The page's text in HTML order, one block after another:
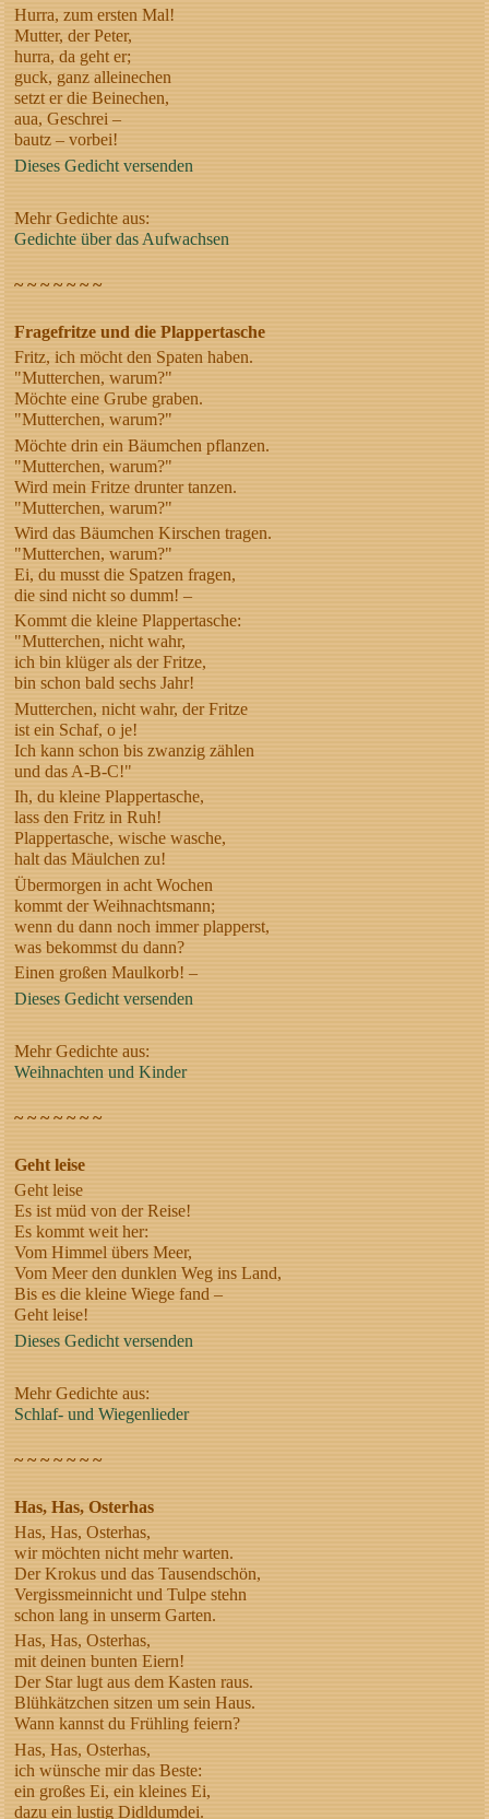
Hurra, zum ersten Mal!
Mutter, der Peter,
hurra, da geht er;
guck, ganz alleinechen
setzt er die Beinechen,
aua, Geschrei –
bautz – vorbei!
Dieses Gedicht versenden
Mehr Gedichte aus:
Gedichte über das Aufwachsen
~ ~ ~ ~ ~ ~ ~
Fragefritze und die Plappertasche
Fritz, ich möcht den Spaten haben.
"Mutterchen, warum?"
Möchte eine Grube graben.
"Mutterchen, warum?"
Möchte drin ein Bäumchen pflanzen.
"Mutterchen, warum?"
Wird mein Fritze drunter tanzen.
"Mutterchen, warum?"
Wird das Bäumchen Kirschen tragen.
"Mutterchen, warum?"
Ei, du musst die Spatzen fragen,
die sind nicht so dumm! –
Kommt die kleine Plappertasche:
"Mutterchen, nicht wahr,
ich bin klüger als der Fritze,
bin schon bald sechs Jahr!
Mutterchen, nicht wahr, der Fritze
ist ein Schaf, o je!
Ich kann schon bis zwanzig zählen
und das A-B-C!"
Ih, du kleine Plappertasche,
lass den Fritz in Ruh!
Plappertasche, wische wasche,
halt das Mäulchen zu!
Übermorgen in acht Wochen
kommt der Weihnachtsmann;
wenn du dann noch immer plapperst,
was bekommst du dann?
Einen großen Maulkorb! –
Dieses Gedicht versenden
Mehr Gedichte aus:
Weihnachten und Kinder
~ ~ ~ ~ ~ ~ ~
Geht leise
Geht leise
Es ist müd von der Reise!
Es kommt weit her:
Vom Himmel übers Meer,
Vom Meer den dunklen Weg ins Land,
Bis es die kleine Wiege fand –
Geht leise!
Dieses Gedicht versenden
Mehr Gedichte aus:
Schlaf- und Wiegenlieder
~ ~ ~ ~ ~ ~ ~
Has, Has, Osterhas
Has, Has, Osterhas,
wir möchten nicht mehr warten.
Der Krokus und das Tausendschön,
Vergissmeinnicht und Tulpe stehn
schon lang in unserm Garten.
Has, Has, Osterhas,
mit deinen bunten Eiern!
Der Star lugt aus dem Kasten raus.
Blühkätzchen sitzen um sein Haus.
Wann kannst du Frühling feiern?
Has, Has, Osterhas,
ich wünsche mir das Beste:
ein großes Ei, ein kleines Ei,
dazu ein lustig Didldumdei.